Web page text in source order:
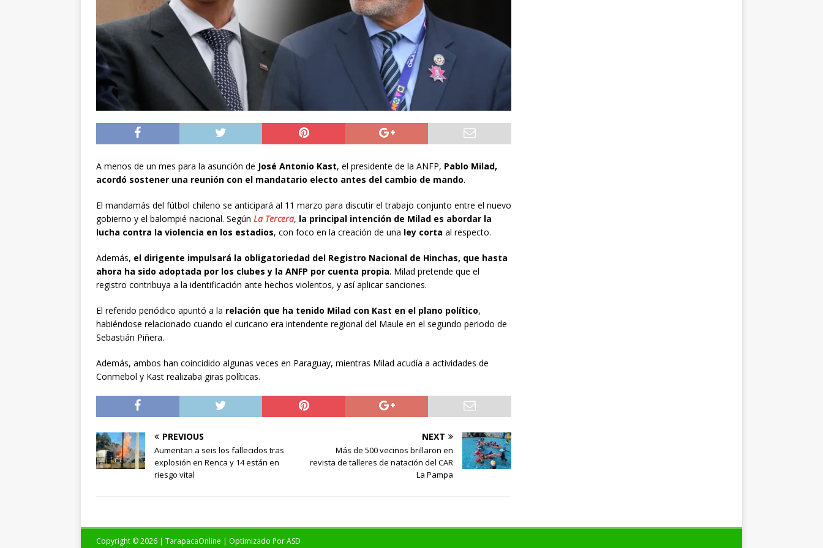
[ 04/08/2026 ]
Ministros de la Unión Europea acuerdan reforzar fronteras, retornos y
sistema de alerta temprana tras la crisis en Ceuta
INTERNACIONAL
[ 04/08/2026 ]
Precio del cobre alcanzó un nuevo máximo histórico
NACIONAL
[ 05/08/2026 ]
Sueldos millonarios en el Gobierno: 46 funcionarios de
superintendencias ganan igual o más que el presidente Kast
A menos de un mes para la asunción de José Antonio Kast, el presidente de la ANFP, Pablo Milad,
acordó sostener una reunión con el mandatario electo antes del cambio de mando.
El mandamás del fútbol chileno se anticipará al 11 marzo para discutir el trabajo conjunto entre el nuevo
gobierno y el balompié nacional. Según La Tercera, la principal intención de Milad es abordar la
lucha contra la violencia en los estadios, con foco en la creación de una ley corta al respecto.
Además, el dirigente impulsará la obligatoriedad del Registro Nacional de Hinchas, que hasta
ahora ha sido adoptada por los clubes y la ANFP por cuenta propia. Milad pretende que el
registro contribuya a la identificación ante hechos violentos, y así aplicar sanciones.
El referido periódico apuntó a la relación que ha tenido Milad con Kast en el plano político,
habiéndose relacionado cuando el curicano era intendente regional del Maule en el segundo periodo de
Sebastián Piñera.
Además, ambos han coincidido algunas veces en Paraguay, mientras Milad acudía a actividades de
Conmebol y Kast realizaba giras políticas.
PREVIOUS
Aumentan a seis los fallecidos tras
explosión en Renca y 14 están en
riesgo vital
NEXT
Más de 500 vecinos brillaron en
revista de talleres de natación del CAR
La Pampa
Copyright © 2026 | TarapacaOnline | Optimizado PorASD